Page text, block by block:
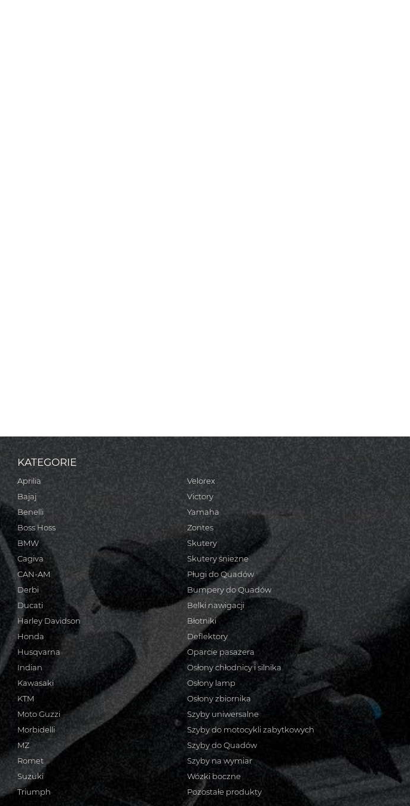
KATEGORIE
Aprilia
Bajaj
Benelli
Boss Hoss
BMW
Cagiva
CAN-AM
Derbi
Ducati
Harley Davidson
Honda
Husqvarna
Indian
Kawasaki
KTM
Moto Guzzi
Morbidelli
MZ
Romet
Suzuki
Triumph
Velorex
Victory
Yamaha
Zontes
Skutery
Skutery śnieżne
Pługi do Quadów
Bumpery do Quadów
Belki nawigacji
Błotniki
Deflektory
Oparcie pasażera
Osłony chłodnicy i silnika
Osłony lamp
Osłony zbiornika
Szyby uniwersalne
Szyby do motocykli zabytkowych
Szyby do Quadów
Szyby na wymiar
Wózki boczne
Pozostałe produkty